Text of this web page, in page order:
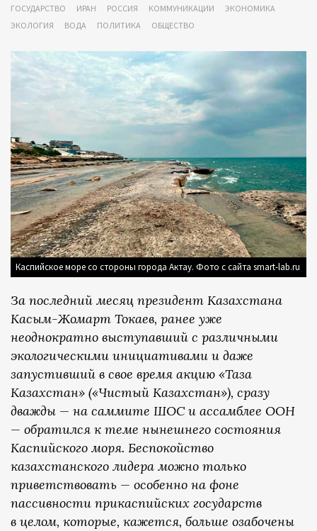
ГОСУДАРСТВО ИРАН РОССИЯ КОММУНИКАЦИИ
ЭКОНОМИКА
ЭКОЛОГИЯ
ВОДА ПОЛИТИКА ОБЩЕСТВО
Каспийское море со стороны города Актау. Фото с сайта smart-lab.ru
За последний месяц президент Казахстана
Касым-Жомарт Токаев, ранее уже
неоднократно выступавший с различными
экологическими инициативами и даже
запустивший в свое время акцию «Таза
Казахстан» («Чистый Казахстан»), сразу
дважды — на саммите ШОС и ассамблее ООН
— обратился к теме нынешнего состояния
Каспийского моря. Беспокойство
казахстанского лидера можно только
приветствовать — особенно на фоне
пассивности прикаспийских государств
в целом, которые, кажется, больше озабочены